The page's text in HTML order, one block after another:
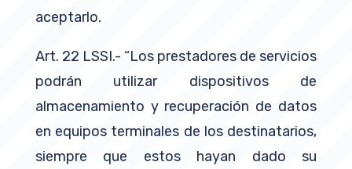
aceptarlo.
Art. 22 LSSI.- “Los prestadores de servicios
podrán utilizar dispositivos de
almacenamiento y recuperación de datos
en equipos terminales de los destinatarios,
siempre que estos hayan dado su